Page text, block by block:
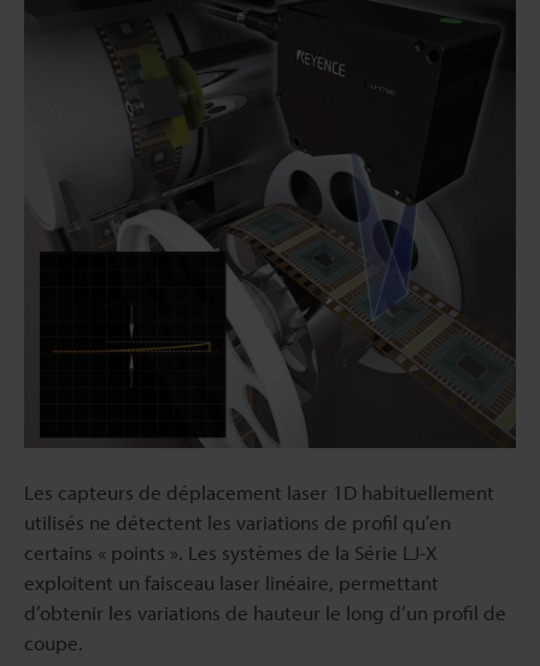
Les capteurs de déplacement laser 1D habituellement
utilisés ne détectent les variations de profil qu’en
certains « points ». Les systèmes de la Série LJ-X
exploitent un faisceau laser linéaire, permettant
d’obtenir les variations de hauteur le long d’un profil de
coupe.